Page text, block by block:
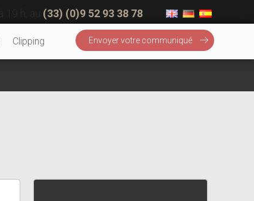
(33) (0)9 52 93 38 78
Clipping Envoyer votre communiqué